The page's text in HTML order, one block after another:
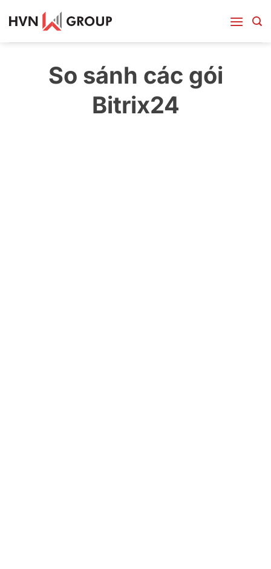
qua
nội
dung
So sánh các gói
Bitrix24